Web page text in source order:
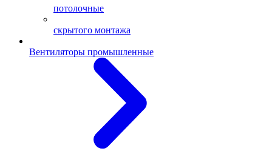
потолочные
скрытого монтажа
Вентиляторы промышленные